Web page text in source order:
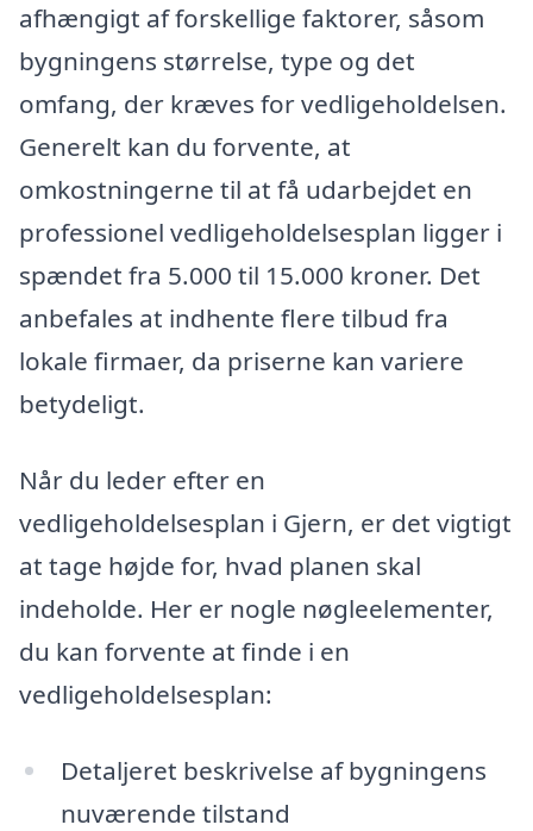
afhængigt af forskellige faktorer, såsom
bygningens størrelse, type og det
omfang, der kræves for vedligeholdelsen.
Generelt kan du forvente, at
omkostningerne til at få udarbejdet en
professionel vedligeholdelsesplan ligger i
spændet fra 5.000 til 15.000 kroner. Det
anbefales at indhente flere tilbud fra
lokale firmaer, da priserne kan variere
betydeligt.
Når du leder efter en
vedligeholdelsesplan i Gjern, er det vigtigt
at tage højde for, hvad planen skal
indeholde. Her er nogle nøgleelementer,
du kan forvente at finde i en
vedligeholdelsesplan:
Detaljeret beskrivelse af bygningens
nuværende tilstand